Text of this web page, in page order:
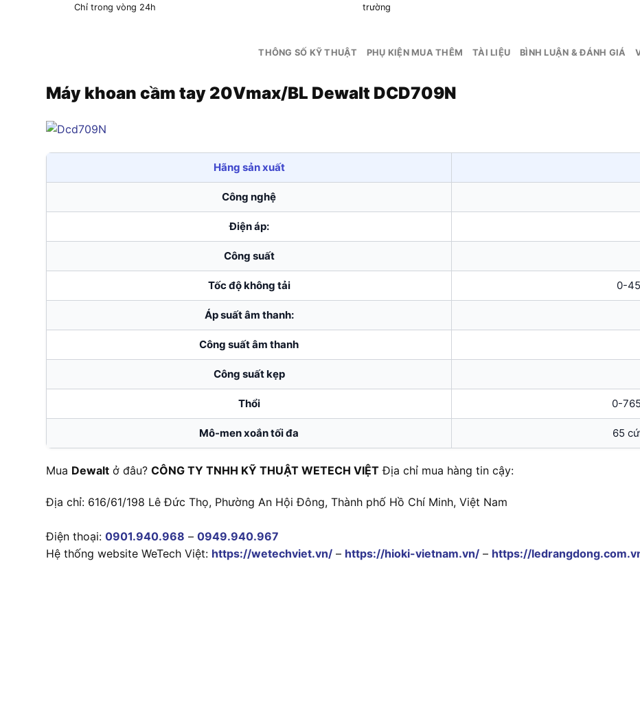
Chỉ trong vòng 24h
trường
THÔNG SỐ KỸ THUẬT PHỤ KIỆN MUA THÊM TÀI LIỆU BÌNH LUẬN & ĐÁNH GIÁ
Máy khoan cầm tay 20Vmax/BL Dewalt DCD709N
Hãng sản xuất
Công nghệ
Điện áp:
Công suất
Tốc độ không tải 0-
Áp suất âm thanh:
Công suất âm thanh
Công suất kẹp
Thổi 0-
Mô-men xoắn tối đa 65
Mua Dewalt ở đâu? CÔNG TY TNHH KỸ THUẬT WETECH VIỆT Địa chỉ mua hàng tin cậy:
Địa chỉ: 616/61/198 Lê Đức Thọ, Phường An Hội Đông, Thành phố Hồ Chí Minh, Việt Nam
Điện thoại: 0901.940.968 – 0949.940.967
Hệ thống website WeTech Việt: https://wetechviet.vn/ – https://hioki-vietnam.vn/ – https://